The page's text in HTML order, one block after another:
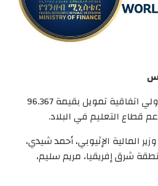
وقّعت إثيوبيا والبنك الدولي اتفاقية تمويل بقيمة 96.367
قطاع التعليم في البلاد.
المالية الإثيوبي، أحمد شيدي،
شرق إفريقيا، مريم سليم،